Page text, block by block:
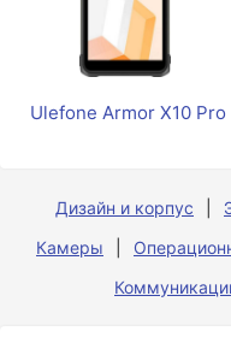
Ulefone Armor X10 Pro
Дизайн и корпус
Камеры